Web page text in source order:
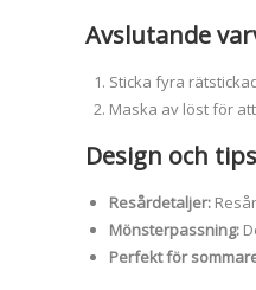
Avslutande
Sticka fyra
Maska av löst för
Design och tips
Resårdetaljer:
Mönsterpassning:
Perfekt för